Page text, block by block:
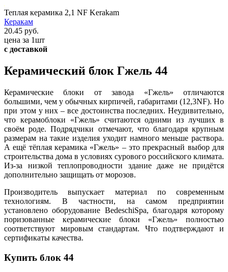
Теплая керамика 2,1 NF Kerakam
Керакам
20.45 руб.
цена за 1шт
с доставкой
Керамический блок Гжель 44
Керамические блоки от завода «Гжель» отличаются
большими, чем у обычных кирпичей, габаритами (12,3NF). Но
при этом у них – все достоинства последних. Неудивительно,
что керамоблоки «Гжель» считаются одними из лучших в
своём роде. Подрядчики отмечают, что благодаря крупным
размерам на такие изделия уходит намного меньше раствора.
А ещё тёплая керамика «Гжель» – это прекрасный выбор для
строительства дома в условиях сурового российского климата.
Из-за низкой теплопроводности здание даже не придётся
дополнительно защищать от морозов.
Производитель выпускает материал по современным
технологиям. В частности, на самом предприятии
установлено оборудование BedeschiSpa, благодаря которому
поризованные керамические блоки «Гжель» полностью
соответствуют мировым стандартам. Что подтверждают и
сертификаты качества.
Купить блок 44